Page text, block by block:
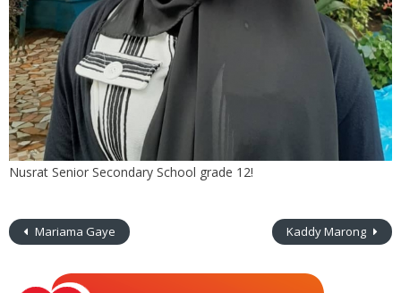
Nusrat Senior Secondary School grade 12!
Mariama Gaye Kaddy Marong